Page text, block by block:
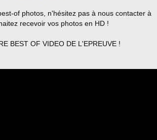
of photos, n'hésitez pas à nous contacter à
recevoir vos photos en HD !
BEST OF VIDEO DE L'EPREUVE !